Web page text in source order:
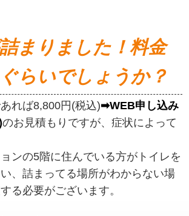
まりました！料金
らいでしょうか？
れば8,800円(税込)➡WEB申し込み
のお見積もりですが、症状によって
ンの5階に住んでいる方がトイレを
、詰まってる場所がわからない場
る必要がございます。